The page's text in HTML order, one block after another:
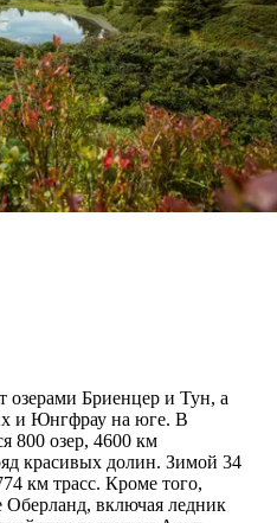
озерами Бриенцер и Тун, а
и Юнгфрау на юге. В
800 озер, 4600 км
красивых долин. Зимой 34
км трасс. Кроме того,
включая ледник